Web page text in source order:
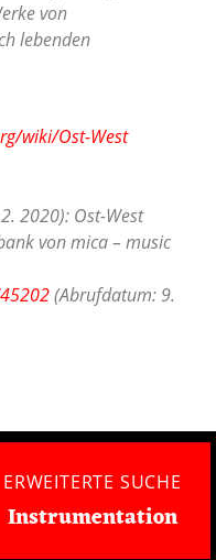
von
lebenden
wiki/Ost-West
2020): Ost-West
von mica – music
(Abrufdatum: 9.
ERWEITERTE SUCHE
Instrumentation